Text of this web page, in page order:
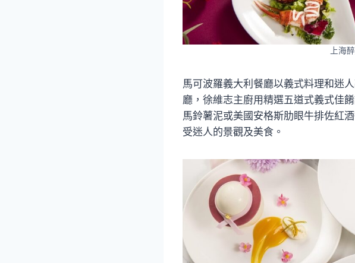
上海
馬可波羅義大利餐廳以義式料理和迷
廳，徐維志主廚用精選五道式義式佳
馬鈴薯泥或美國安格斯肋眼牛排佐紅
受迷人的景觀及美食。